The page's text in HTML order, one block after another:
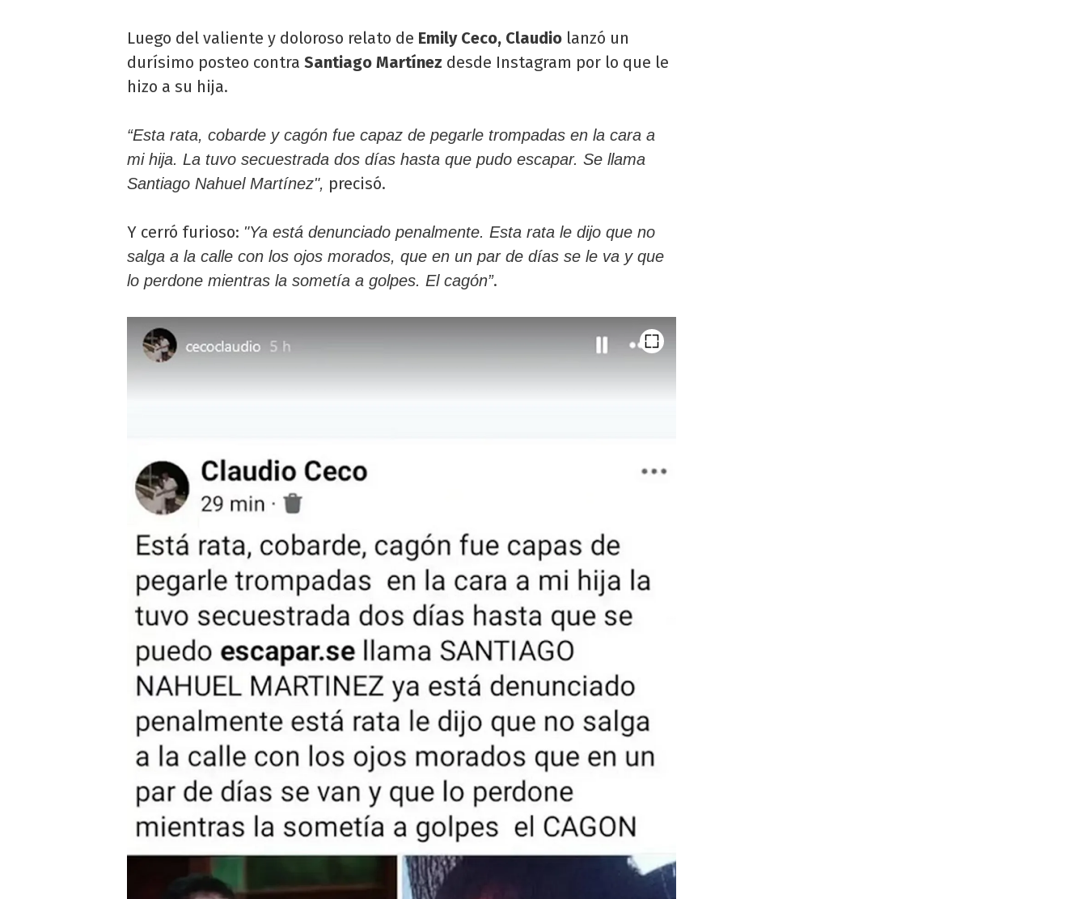
Luego del valiente y doloroso relato de Emily Ceco, Claudio lanzó un
durísimo posteo contra Santiago Martínez desde Instagram por lo que le
hizo a su hija.
“Esta rata, cobarde y cagón fue capaz de pegarle trompadas en la cara a
mi hija. La tuvo secuestrada dos días hasta que pudo escapar. Se llama
Santiago Nahuel Martínez", precisó.
Y cerró furioso: "Ya está denunciado penalmente. Esta rata le dijo que no
salga a la calle con los ojos morados, que en un par de días se le va y que
lo perdone mientras la sometía a golpes. El cagón”.